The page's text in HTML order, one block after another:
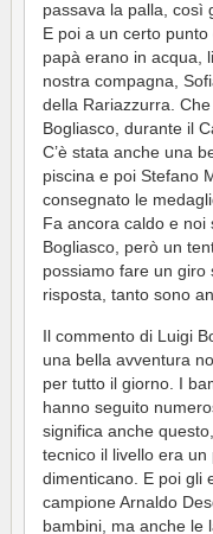
passava la palla, così
E poi a un certo
papà erano in acqua,
nostra compagna,
della Rariazzurra.
Bogliasco, durante il
C’è stata anche una
piscina e poi Stefano
consegnato le
Fa ancora caldo e noi
Bogliasco, però un
possiamo fare un giro
risposta, tanto sono
Il commento di Luigi
una bella avventura
per tutto il giorno. I
hanno seguito
significa anche
tecnico il livello era un
dimenticano. E poi gli
campione Arnaldo
bambini, ma anche le